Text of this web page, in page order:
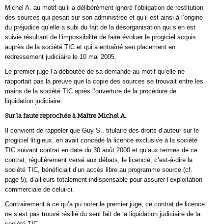
Michel A. au motif qu’il a délibérément ignoré l’obligation de restitution
des sources qui pesait sur son administrée et qu’il est ainsi à l’origine
du préjudice qu’elle a subi du fait de la désorganisation qui s’en est
suivie résultant de l’impossibilité de faire évoluer le progiciel acquis
auprès de la société TIC et qui a entraîné sen placement en
redressement judiciaire le 10 mai 2005.
Le premier juge l’a déboutée de sa demande au motif qu’elle ne
rapportait pas la preuve que la copie des sources se trouvait entre les
mains de la société TIC après l’ouverture de la procédure de
liquidation judiciaire.
Sur la faute reprochée à Maître Michel A.
Il convient de rappeler que Guy S., titulaire des droits d’auteur sur le
progiciel litigieux, en avait concédé la licence exclusive à la société
TIC suivant contrat en date du 30 août 2000 et qu’aux termes de ce
contrat, régulièrement versé aux débats, le licencié, c’est-à-dire la
société TIC, bénéficiait d’un accès libre au programme source (cf.
page 5), d’ailleurs totalement indispensable pour assurer l’exploitation
commerciale de celui-ci.
Contrairement à ce qu’a pu noter le premier juge, ce contrat de licence
ne s’est pas trouvé résilié du seul fait de la liquidation judiciaire de la